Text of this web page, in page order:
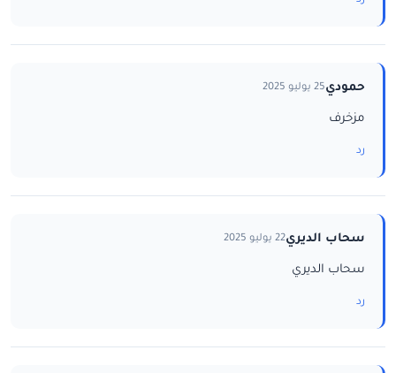
حمودي25 يوليو 2025
مزخرف
رد
سحاب الديري22 يوليو 2025
سحاب الديري
رد